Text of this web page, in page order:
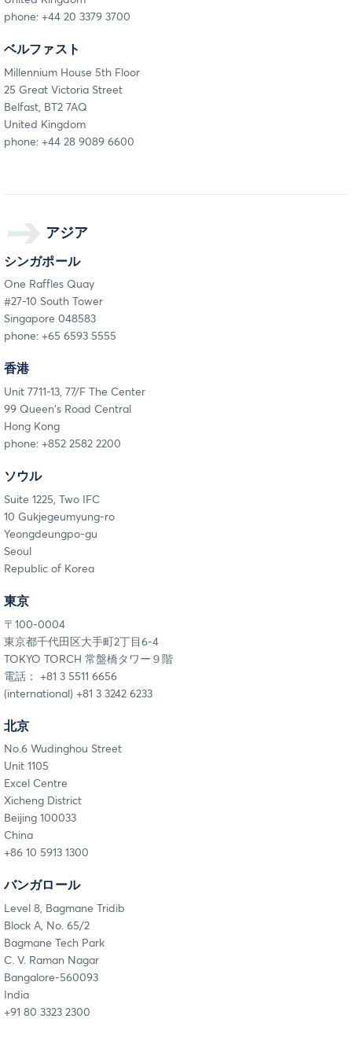
phone: +44 20 3379 3700
ベルファスト
Millennium House 5th Floor
25 Great Victoria Street
Belfast, BT2 7AQ
United Kingdom
phone: +44 28 9089 6600
アジア
シンガポール
One Raffles Quay
#27-10 South Tower
Singapore 048583
phone: +65 6593 5555
香港
Unit 7711-13, 77/F The Center
99 Queen's Road Central
Hong Kong
phone: +852 2582 2200
ソウル
Suite 1225, Two IFC
10 Gukjegeumyung-ro
Yeongdeungpo-gu
Seoul
Republic of Korea
東京
〒100-0004
東京都千代田区大手町2丁目6-4
TOKYO TORCH 常盤橋タワー９階
電話： +81 3 5511 6656
(international) +81 3 3242 6233
北京
No.6 Wudinghou Street
Unit 1105
Excel Centre
Xicheng District
Beijing 100033
China
+86 10 5913 1300
バンガロール
Level 8, Bagmane Tridib
Block A, No. 65/2
Bagmane Tech Park
C. V. Raman Nagar
Bangalore-560093
India
+91 80 3323 2300